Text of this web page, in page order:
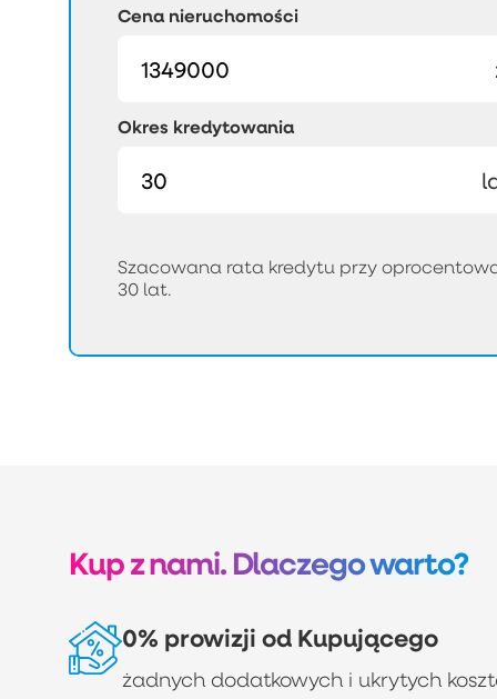
Cena nieruchomości
Okres kredytowania
Szacowana rata kredytu przy
30 lat.
Kup z nami. Dlaczego warto?
0% prowizji od Kupującego
żadnych dodatkowych i ukrytych